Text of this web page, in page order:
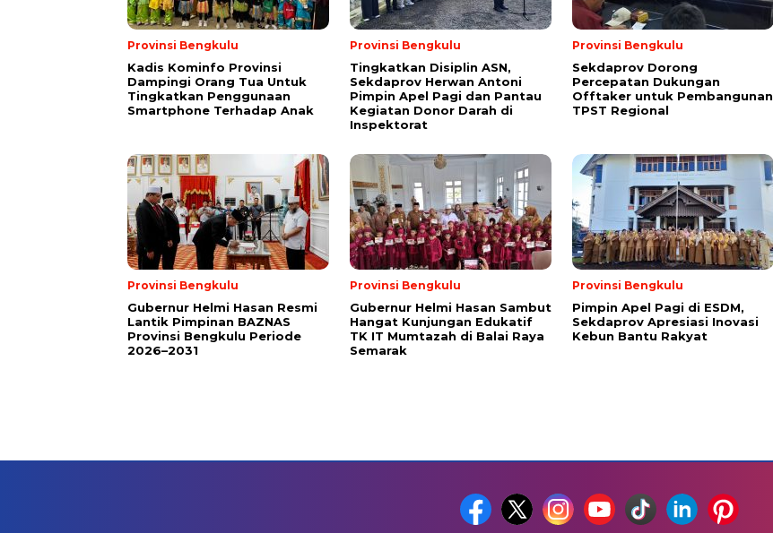
Provinsi Bengkulu
Kadis Kominfo Provinsi
Dampingi Orang Tua Untuk
Tingkatkan Penggunaan
Smartphone Terhadap Anak
Provinsi Bengkulu
Tingkatkan Disiplin ASN,
Sekdaprov Herwan Antoni
Pimpin Apel Pagi dan Pantau
Kegiatan Donor Darah di
Inspektorat
Provinsi Bengkulu
Sekdaprov Dorong
Percepatan Dukungan
Offtaker untuk Pembangunan
TPST Regional
Provinsi Bengkulu
Gubernur Helmi Hasan Resmi
Lantik Pimpinan BAZNAS
Provinsi Bengkulu Periode
2026–2031
Provinsi Bengkulu
Gubernur Helmi Hasan Sambut
Hangat Kunjungan Edukatif
TK IT Mumtazah di Balai Raya
Semarak
Provinsi Bengkulu
Pimpin Apel Pagi di ESDM,
Sekdaprov Apresiasi Inovasi
Kebun Bantu Rakyat